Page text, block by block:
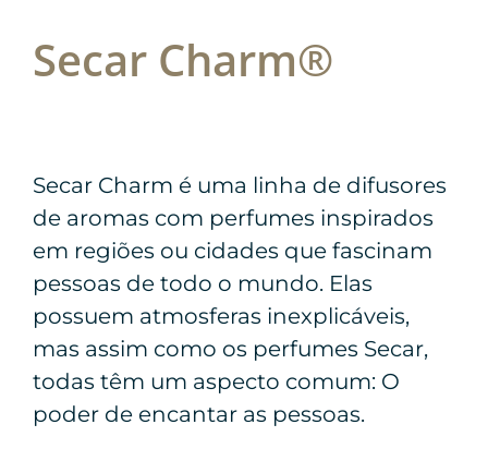
Secar Charm®
Secar Charm é uma linha de difusores
de aromas com perfumes inspirados
em regiões ou cidades que fascinam
pessoas de todo o mundo. Elas
possuem atmosferas inexplicáveis,
mas assim como os perfumes Secar,
todas têm um aspecto comum: O
poder de encantar as pessoas.